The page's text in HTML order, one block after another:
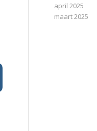
april 2025
maart 2025